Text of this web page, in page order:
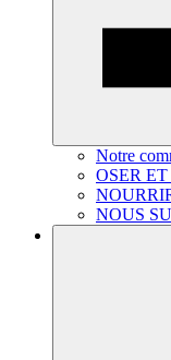
Notre
OSER
NOUS